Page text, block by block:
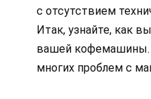
с отсутствием
Итак, узнайте, как
вашей кофемашины.
многих проблем с